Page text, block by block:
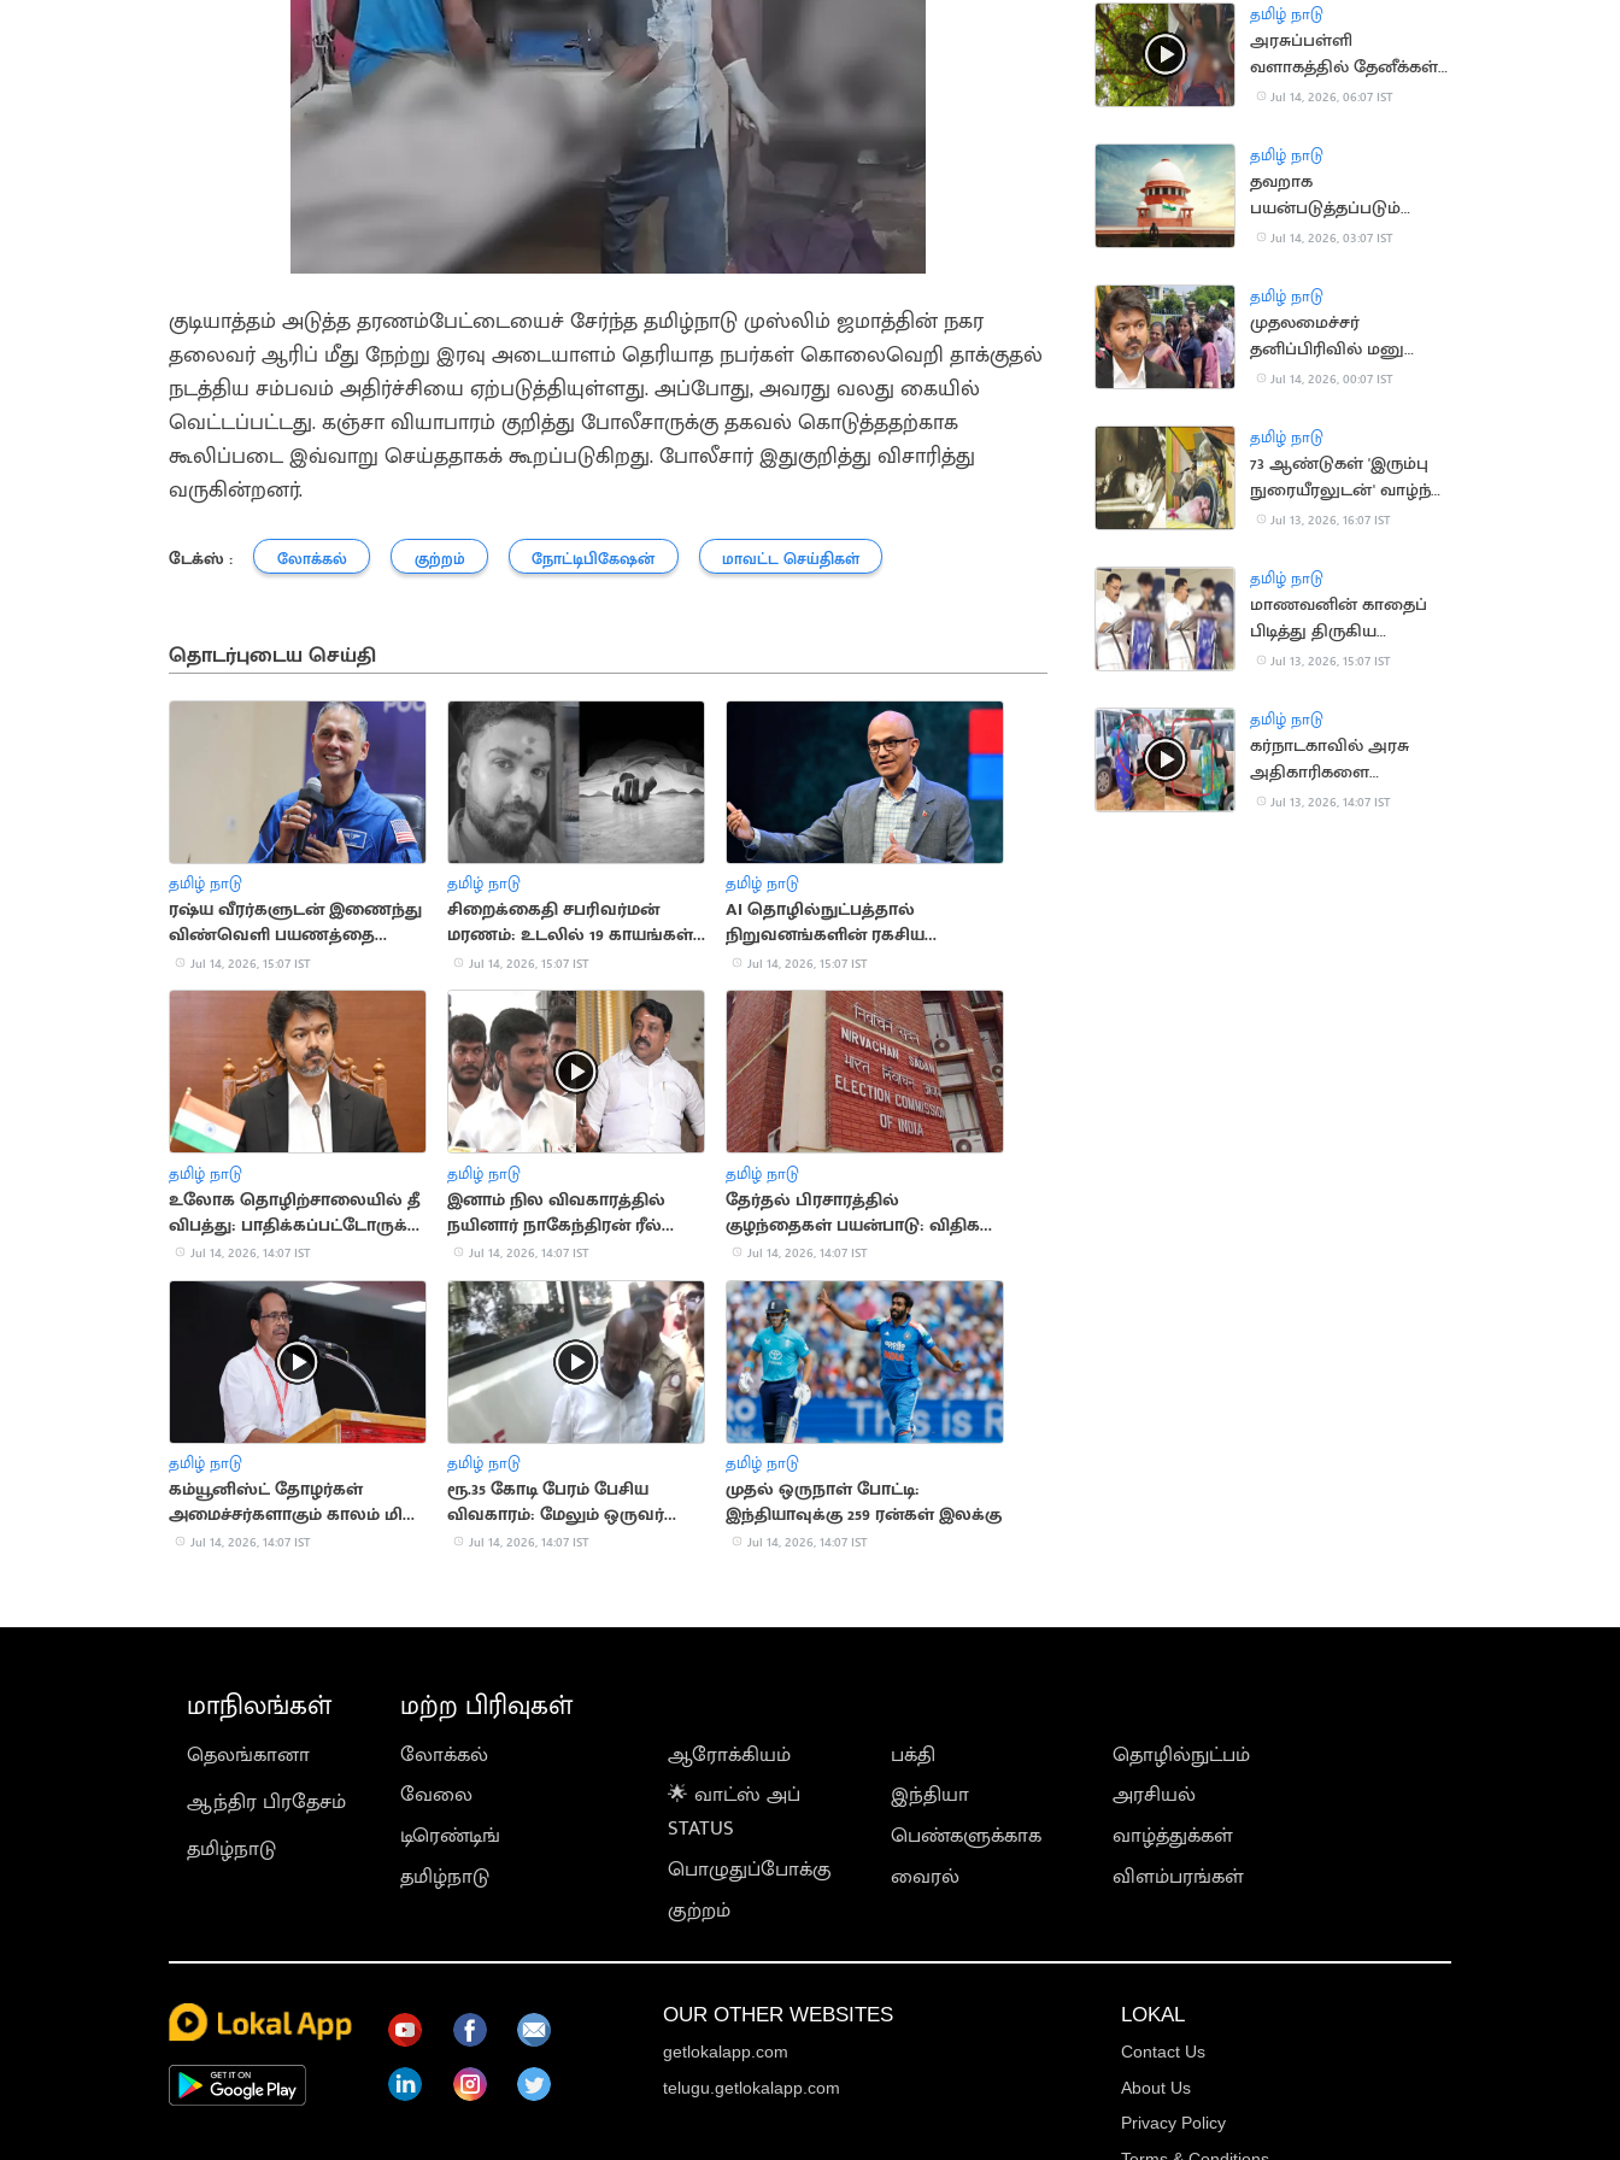
குடியாத்தம் அடுத்த தரணம்பேட்டையைச் சேர்ந்த தமிழ்நாடு முஸ்லிம் ஜமாத்தின் நகர
தலைவர் ஆரிப் மீது நேற்று இரவு அடையாளம் தெரியாத நபர்கள் கொலைவெறி தாக்குதல்
நடத்திய சம்பவம் அதிர்ச்சியை ஏற்படுத்தியுள்ளது. அப்போது, அவரது வலது கையில்
வெட்டப்பட்டது. கஞ்சா வியாபாரம் குறித்து போலீசாருக்கு தகவல் கொடுத்ததற்காக
கூலிப்படை இவ்வாறு செய்ததாகக் கூறப்படுகிறது. போலீசார் இதுகுறித்து விசாரித்து
வருகின்றனர்.
டேக்ஸ் : லோக்கல் குற்றம் நோட்டிபிகேஷன் மாவட்ட செய்திகள்
தொடர்புடைய செய்தி
தமிழ் நாடு
ரஷ்ய வீரர்களுடன் இணைந்து
விண்வெளி பயணத்தை
தொடங்கினார் அனில் மேனன்
Jul 14, 2026, 15:07 IST
தமிழ் நாடு
சிறைக்கைதி சபரிவர்மன்
மரணம்: உடலில் 19 காயங்கள்
இருப்பதாக உடற்கூராய்வில்
தகவல்
Jul 14, 2026, 15:07 IST
தமிழ் நாடு
AI தொழில்நுட்பத்தால்
நிறுவனங்களின் ரகசிய
தகவல்களுக்கு ஆபத்து:
மைக்ரோசாப்ட் CEO
Jul 14, 2026, 15:07 IST
தமிழ் நாடு
உலோக தொழிற்சாலையில் தீ
விபத்து: பாதிக்கப்பட்டோருக்கு
நிதியுதவி அறிவித்த முதல்வர்
Jul 14, 2026, 14:07 IST
தமிழ் நாடு
இனாம் நில விவகாரத்தில்
நயினார் நாகேந்திரன் ரீல்
சுத்துகிறார்: ரமேஷ்
Jul 14, 2026, 14:07 IST
தமிழ் நாடு
தேர்தல் பிரசாரத்தில்
குழந்தைகள் பயன்பாடு: விதிகள்
வகுக்க தேர்தல் ஆணையம்
முடிவு
Jul 14, 2026, 14:07 IST
தமிழ் நாடு
கம்யூனிஸ்ட் தோழர்கள்
அமைச்சர்களாகும் காலம் மிக
நெருங்குகிறது -
Jul 14, 2026, 14:07 IST
தமிழ் நாடு
ரூ.35 கோடி பேரம் பேசிய
விவகாரம்: மேலும் ஒருவர்
கைது
Jul 14, 2026, 14:07 IST
தமிழ் நாடு
முதல் ஒருநாள் போட்டி:
இந்தியாவுக்கு 259 ரன்கள் இலக்கு
Jul 14, 2026, 14:07 IST
தமிழ் நாடு
அரசுப்பள்ளி
வளாகத்தில் தேனீக்கள்
கொட்டி 50
Jul 14, 2026, 06:07 IST
தமிழ் நாடு
தவறாக
பயன்படுத்தப்படும்
போக்சோ.. உச்ச
Jul 14, 2026, 03:07 IST
தமிழ் நாடு
முதலமைச்சர்
தனிப்பிரிவில் மனு
அளிக்க முடியாமல்
Jul 14, 2026, 00:07 IST
தமிழ் நாடு
73 ஆண்டுகள் 'இரும்பு
நுரையீரலுடன்' வாழ்ந்த
அமெரிக்க பெண்
Jul 13, 2026, 16:07 IST
தமிழ் நாடு
மாணவனின் காதைப்
பிடித்து திருகிய
முன்னாள் அமைச்சர்
Jul 13, 2026, 15:07 IST
தமிழ் நாடு
கர்நாடகாவில் அரசு
அதிகாரிகளை
துடைப்பத்தால்
Jul 13, 2026, 14:07 IST
மாநிலங்கள்
தெலங்கானா
ஆந்திர பிரதேசம்
தமிழ்நாடு
மற்ற பிரிவுகள்
லோக்கல்
வேலை
டிரெண்டிங்
தமிழ்நாடு
ஆரோக்கியம்
🌟 வாட்ஸ் அப்
STATUS
பொழுதுப்போக்கு
குற்றம்
பக்தி
இந்தியா
பெண்களுக்காக
வைரல்
தொழில்நுட்பம்
அரசியல்
வாழ்த்துக்கள்
விளம்பரங்கள்
OUR OTHER WEBSITES
getlokalapp.com
telugu.getlokalapp.com
LOKAL
Contact Us
About Us
Privacy Policy